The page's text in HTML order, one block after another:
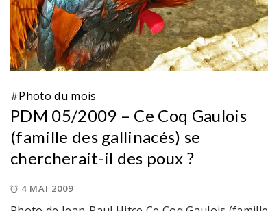
#Photo du mois
PDM 05/2009 – Ce Coq Gaulois
(famille des gallinacés) se
chercherait-il des poux ?
4 MAI 2009